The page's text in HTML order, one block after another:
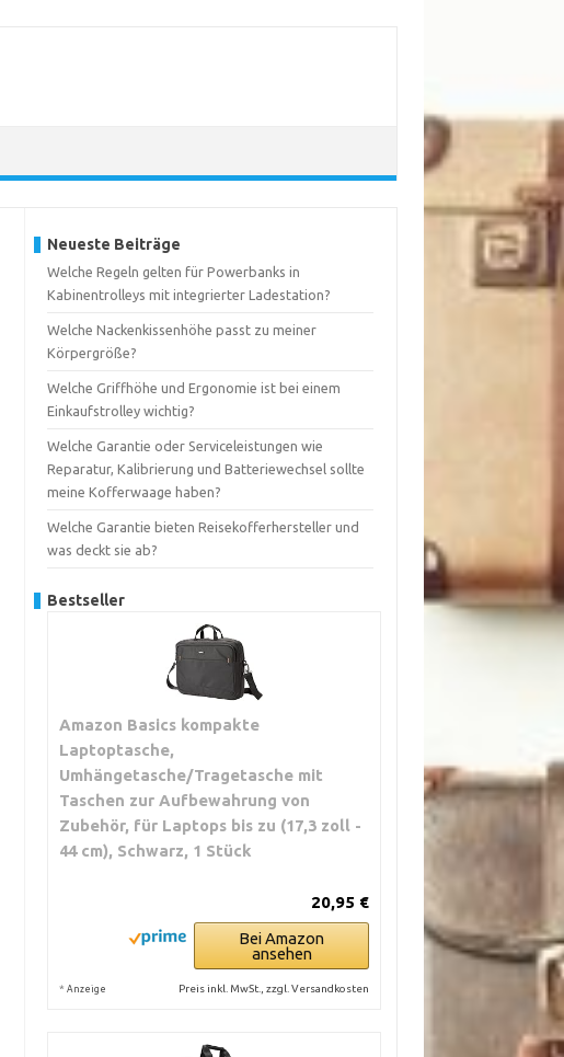
Neueste Beiträge
Welche Regeln gelten für Powerbanks in
Kabinentrolleys mit integrierter Ladestation?
Welche Nackenkissenhöhe passt zu meiner
Körpergröße?
Welche Griffhöhe und Ergonomie ist bei einem
Einkaufstrolley wichtig?
Welche Garantie oder Serviceleistungen wie
Reparatur, Kalibrierung und Batteriewechsel sollte
meine Kofferwaage haben?
Welche Garantie bieten Reisekofferhersteller und
was deckt sie ab?
Bestseller
Amazon Basics kompakte
Laptoptasche,
Umhängetasche/Tragetasche mit
Taschen zur Aufbewahrung von
Zubehör, für Laptops bis zu (17,3 zoll -
44 cm), Schwarz, 1 Stück
20,95 €
Bei Amazon
ansehen
* Anzeige Preis inkl. MwSt., zzgl. Versandkosten